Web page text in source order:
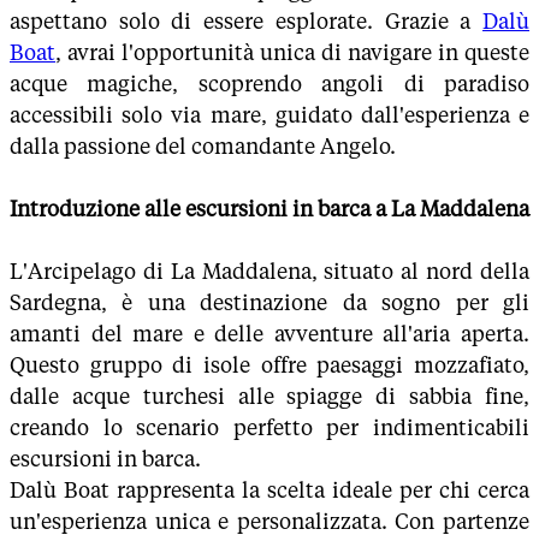
aspettano solo di essere esplorate. Grazie a Dalù
Boat, avrai l'opportunità unica di navigare in queste
acque magiche, scoprendo angoli di paradiso
accessibili solo via mare, guidato dall'esperienza e
dalla passione del comandante Angelo.
Introduzione alle escursioni in barca a La Maddalena
L'Arcipelago di La Maddalena, situato al nord della
Sardegna, è una destinazione da sogno per gli
amanti del mare e delle avventure all'aria aperta.
Questo gruppo di isole offre paesaggi mozzafiato,
dalle acque turchesi alle spiagge di sabbia fine,
creando lo scenario perfetto per indimenticabili
escursioni in barca.
Dalù Boat rappresenta la scelta ideale per chi cerca
un'esperienza unica e personalizzata. Con partenze